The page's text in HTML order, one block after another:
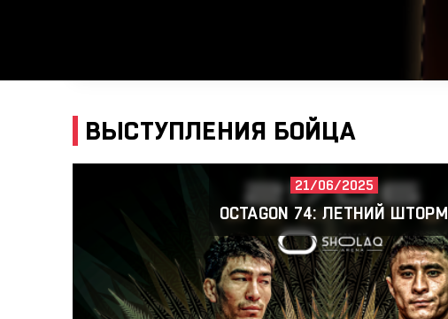
ВЫСТУПЛЕНИЯ БОЙЦА
21/06/2025
OCTAGON 74: ЛЕТНИЙ ШТОРМ